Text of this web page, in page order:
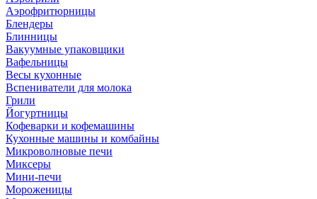
Аэрофритюрницы
Блендеры
Блинницы
Вакуумные упаковщики
Вафельницы
Весы кухонные
Вспениватели для молока
Грили
Йогуртницы
Кофеварки и кофемашины
Кухонные машины и комбайны
Микроволновые печи
Миксеры
Мини-печи
Мороженицы